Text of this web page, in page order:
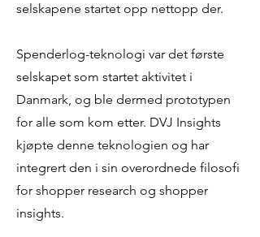
selskapene startet opp nettopp der.
Spenderlog-teknologi var det første
selskapet som startet aktivitet i
Danmark, og ble dermed prototypen
for alle som kom etter. DVJ Insights
kjøpte denne teknologien og har
integrert den i sin overordnede filosofi
for shopper research og shopper
insights.